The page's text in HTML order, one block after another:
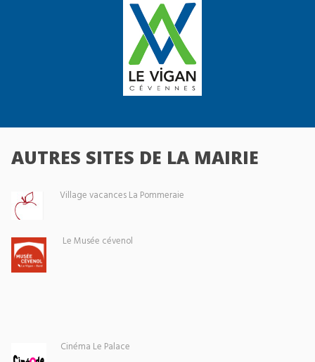
AUTRES SITES DE LA MAIRIE
Village vacances La Pommeraie
Le Musée cévenol
Cinéma Le Palace